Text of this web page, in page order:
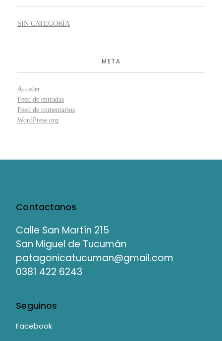
SIN CATEGORÍA
META
Acceder
Feed de entradas
Feed de comentarios
WordPress.org
Contactanos
Calle San Martín 215
San Miguel de Tucumán
patagonicatucuman@gmail.com
0381 422 6243
Seguinos
Facebook